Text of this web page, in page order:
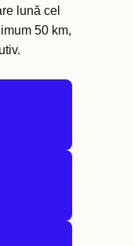
lună cel
50 km,